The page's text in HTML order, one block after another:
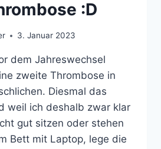
:D
3. Januar 2023
dem Jahreswechsel
zweite Thrombose in
Diesmal das
weil ich deshalb zwar klar
gut sitzen oder stehen
Bett mit Laptop, lege die